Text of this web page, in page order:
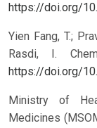
https://doi.org/
Yien Fang, T.;
Rasdi, I.
https://doi.org/
Ministry of
Medicines